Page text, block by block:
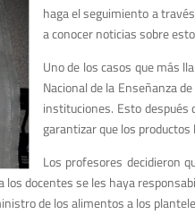
haga el seguimiento a
a conocer noticias sobre
Uno de los casos que más
Nacional de la Enseñanza
instituciones. Esto después
garantizar que los
Los profesores decidieron
docentes se les haya
de los alimentos a los